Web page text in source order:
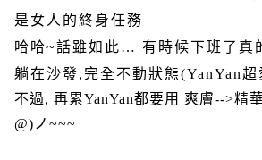
是女人的終身任務
哈哈~話雖如此… 有時候下班了真
躺在沙發,完全不動狀態(YanYan超
不過, 再累YanYan都要用 爽膚-->精
@)ノ ~~~